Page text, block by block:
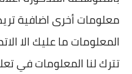
معلومات أخرى اضافية
المعلومات ما عليك الا
تترك لنا المعلومات في